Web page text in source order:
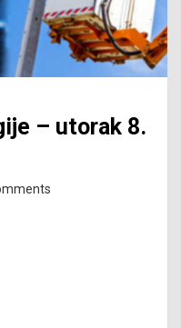
– utorak 8.